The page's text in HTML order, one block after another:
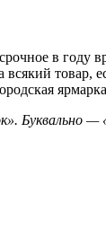
в году
товар,
Буквально —